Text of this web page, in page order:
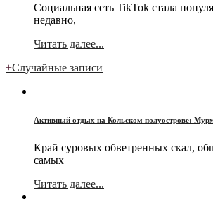
Социальная сеть TikTok стала
недавно,
Читать далее...
+Случайные записи
Активный отдых на Кольском полуострове:
Край суровых обветренных скал,
самых
Читать далее...